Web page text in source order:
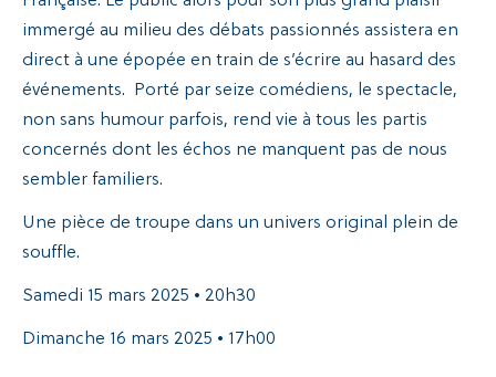
immergé au milieu des débats passionnés assistera en
direct à une épopée en train de s’écrire au hasard des
événements. Porté par seize comédiens, le spectacle,
non sans humour parfois, rend vie à tous les partis
concernés dont les échos ne manquent pas de nous
sembler familiers.
Une pièce de troupe dans un univers original plein de
souffle.
Samedi 15 mars 2025 • 20h30
Dimanche 16 mars 2025 • 17h00